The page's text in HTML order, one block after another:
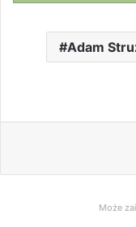
Adam
Może